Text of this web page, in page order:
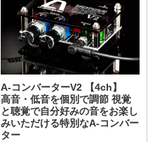
A-コンバーターV2 【4ch】
高音・低音を個別で調節 視覚
と聴覚で自分好みの音をお楽し
みいただける特別なA-コンバー
ター